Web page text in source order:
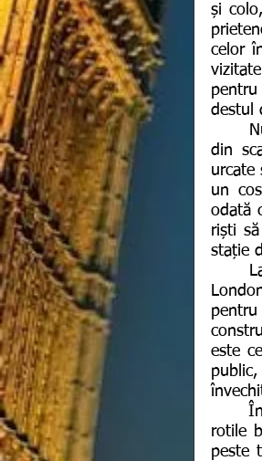
și
celor
destul
din
urcate
un
odată
riști
stație
este
rotile
peste